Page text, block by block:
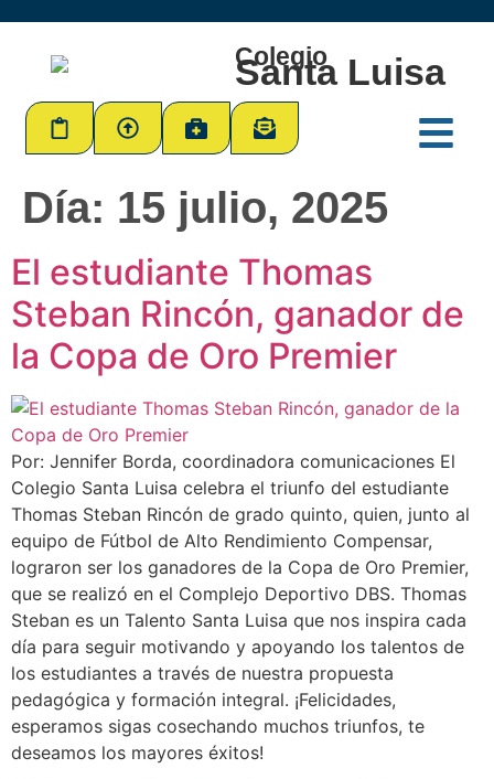
Colegio
Santa Luisa
Día: 15 julio, 2025
El estudiante Thomas
Steban Rincón, ganador de
la Copa de Oro Premier
Por: Jennifer Borda, coordinadora comunicaciones El
Colegio Santa Luisa celebra el triunfo del estudiante
Thomas Steban Rincón de grado quinto, quien, junto al
equipo de Fútbol de Alto Rendimiento Compensar,
lograron ser los ganadores de la Copa de Oro Premier,
que se realizó en el Complejo Deportivo DBS. Thomas
Steban es un Talento Santa Luisa que nos inspira cada
día para seguir motivando y apoyando los talentos de
los estudiantes a través de nuestra propuesta
pedagógica y formación integral. ¡Felicidades,
esperamos sigas cosechando muchos triunfos, te
deseamos los mayores éxitos!